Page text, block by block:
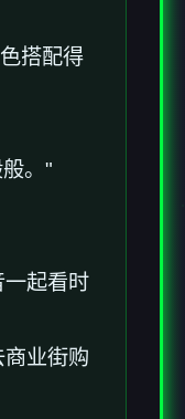
搭配得
。"
一起看时
业街购